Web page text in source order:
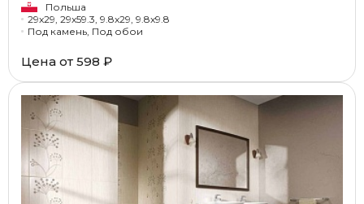
Польша
29x29, 29x59.3, 9.8x29, 9.8x9.8
Под камень, Под обои
Цена от 598 ₽